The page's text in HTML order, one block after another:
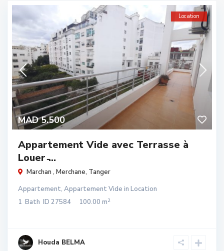
MAD 5.500
Location
Appartement Vide avec Terrasse à
Louer ̵...
Marchan , Merchane, Tanger
Appartement, Appartement Vide in Location
1 Bath ID 27584 100.00 m2
Houda BELMA